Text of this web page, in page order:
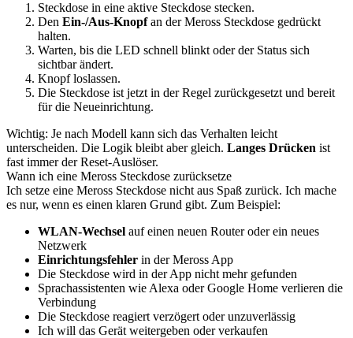
Steckdose in eine aktive Steckdose stecken.
Den Ein-/Aus-Knopfan der Meross Steckdose gedrückt
halten.
Warten, bis die LED schnell blinkt oder der Status sich
sichtbar ändert.
Knopf loslassen.
Die Steckdose ist jetzt in der Regel zurückgesetzt und bereit
für die Neueinrichtung.
Wichtig: Je nach Modell kann sich das Verhalten leicht
unterscheiden. Die Logik bleibt aber gleich. Langes Drücken ist
fast immer der Reset-Auslöser.
Wann ich eine Meross Steckdose zurücksetze
Ich setze eine Meross Steckdose nicht aus Spaß zurück. Ich mache
es nur, wenn es einen klaren Grund gibt. Zum Beispiel:
WLAN-Wechsel auf einen neuen Router oder ein neues
Netzwerk
Einrichtungsfehler in der Meross App
Die Steckdose wird in der App nicht mehr gefunden
Sprachassistenten wie Alexa oder Google Home verlieren die
Verbindung
Die Steckdose reagiert verzögert oder unzuverlässig
Ich will das Gerät weitergeben oder verkaufen